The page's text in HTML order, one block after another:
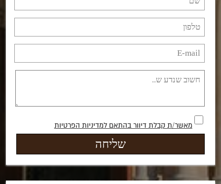
מאשר/ת קבלת דיוור בהתאם למדיניות הפרטיות